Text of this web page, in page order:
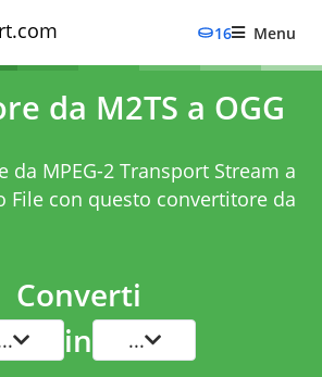
16 Menu
da M2TS a OGG
da MPEG-2 Transport Stream a
File con questo convertitore da
Converti
in ...